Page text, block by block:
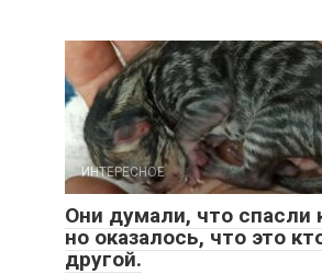
ИНТЕРЕСНОЕ
Они думали, что спасли
но оказалось, что это
другой.